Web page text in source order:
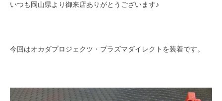
いつも岡山県より御来店ありがとうございます♪
今回はオカダプロジェクツ・プラズマダイレクトを装着です。